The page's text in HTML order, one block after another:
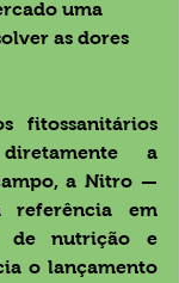
uma
as dores
fitossanitários
a
a Nitro —
referência em
de nutrição e
o lançamento